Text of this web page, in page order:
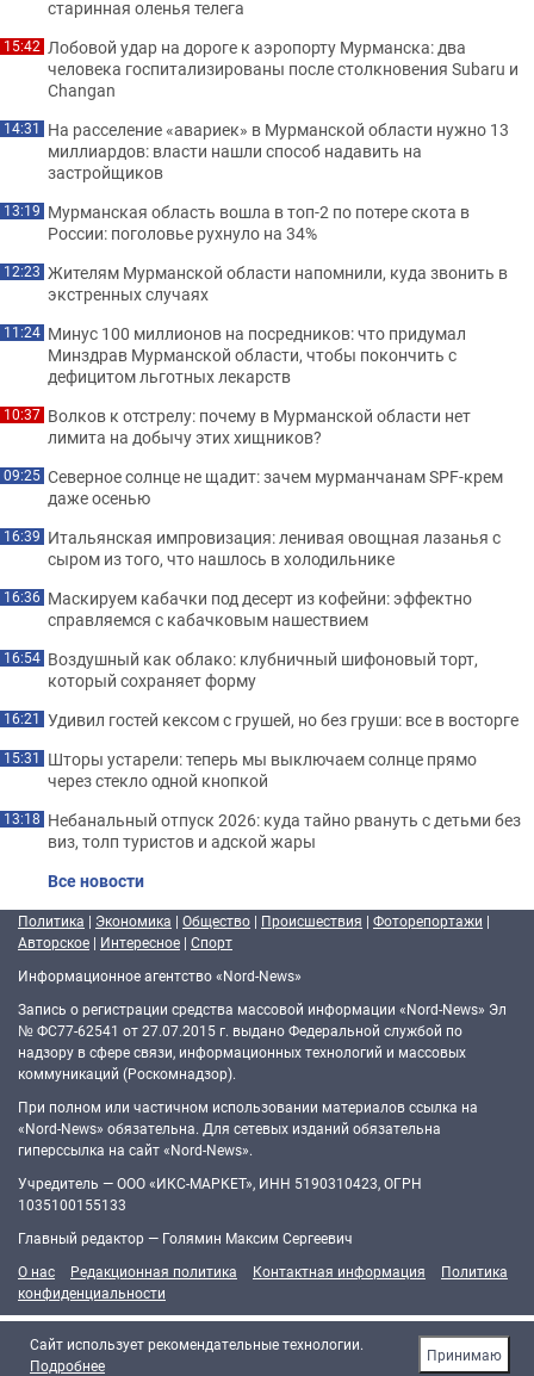
старинная оленья телега
15:42 Лобовой удар на дороге к аэропорту Мурманска: два
человека госпитализированы после столкновения Subaru и
Changan
14:31 На расселение «авариек» в Мурманской области нужно 13
миллиардов: власти нашли способ надавить на
застройщиков
13:19 Мурманская область вошла в топ-2 по потере скота в
России: поголовье рухнуло на 34%
12:23 Жителям Мурманской области напомнили, куда звонить в
экстренных случаях
11:24 Минус 100 миллионов на посредников: что придумал
Минздрав Мурманской области, чтобы покончить с
дефицитом льготных лекарств
10:37 Волков к отстрелу: почему в Мурманской области нет
лимита на добычу этих хищников?
09:25 Северное солнце не щадит: зачем мурманчанам SPF-крем
даже осенью
16:39 Итальянская импровизация: ленивая овощная лазанья с
сыром из того, что нашлось в холодильнике
16:36 Маскируем кабачки под десерт из кофейни: эффектно
справляемся с кабачковым нашествием
16:54 Воздушный как облако: клубничный шифоновый торт,
который сохраняет форму
16:21 Удивил гостей кексом с грушей, но без груши: все в восторге
15:31 Шторы устарели: теперь мы выключаем солнце прямо
через стекло одной кнопкой
13:18 Небанальный отпуск 2026: куда тайно рвануть с детьми без
виз, толп туристов и адской жары
Все новости
Политика | Экономика | Общество | Происшествия | Фоторепортажи |
Авторское | Интересное | Спорт
Информационное агентство «Nord-News»
Запись о регистрации средства массовой информации «Nord-News» Эл
№ ФС77-62541 от 27.07.2015 г. выдано Федеральной службой по
надзору в сфере связи, информационных технологий и массовых
коммуникаций (Роскомнадзор).
При полном или частичном использовании материалов ссылка на
«Nord-News» обязательна. Для сетевых изданий обязательна
гиперссылка на сайт «Nord-News».
Учредитель — ООО «ИКС-МАРКЕТ», ИНН 5190310423, ОГРН
1035100155133
Главный редактор — Голямин Максим Сергеевич
О нас
Редакционная политика Контактная информация
Политика
конфиденциальности
Cайт использует рекомендательные технологии.
Подробнее
Принимаю